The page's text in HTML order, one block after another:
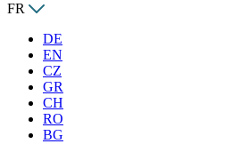
FR
DE
EN
CZ
GR
CH
RO
BG